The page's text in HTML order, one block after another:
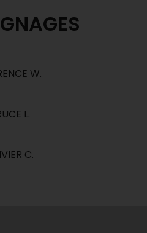
W.
L.
C.